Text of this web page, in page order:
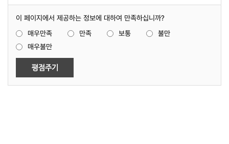
이 페이지에서 제공하는 정보에 대하여 만족하십니까?
매우만족
만족 보통
불만
매우불만